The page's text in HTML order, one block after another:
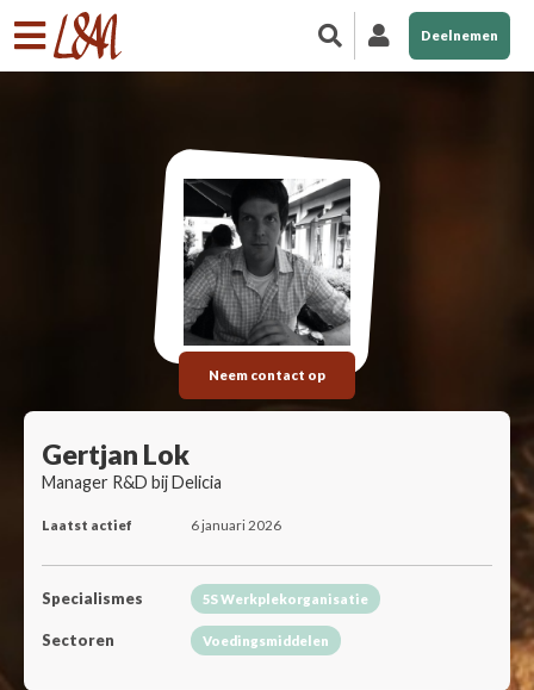
Deelnemen
Neem contact op
Gertjan Lok
Manager R&D bij Delicia
Laatst actief 6 januari 2026
Specialismes 5S Werkplekorganisatie
Sectoren Voedingsmiddelen